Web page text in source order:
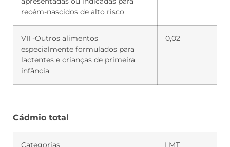
recém-nascidos de alto risco
VII -Outros alimentos
especialmente formulados para
lactentes e crianças de primeira
infância
0,02
Cádmio total
Categorias
LMT